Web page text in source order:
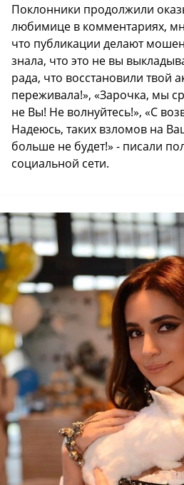
Поклонники продолжили
любимице в комментариях,
что публикации делают
знала, что это не вы
рада, что восстановили твой
переживала!», «Зарочка, мы
не Вы! Не волнуйтесь!», «С
Надеюсь, таких взломов на
больше не будет!» - писали
социальной сети.